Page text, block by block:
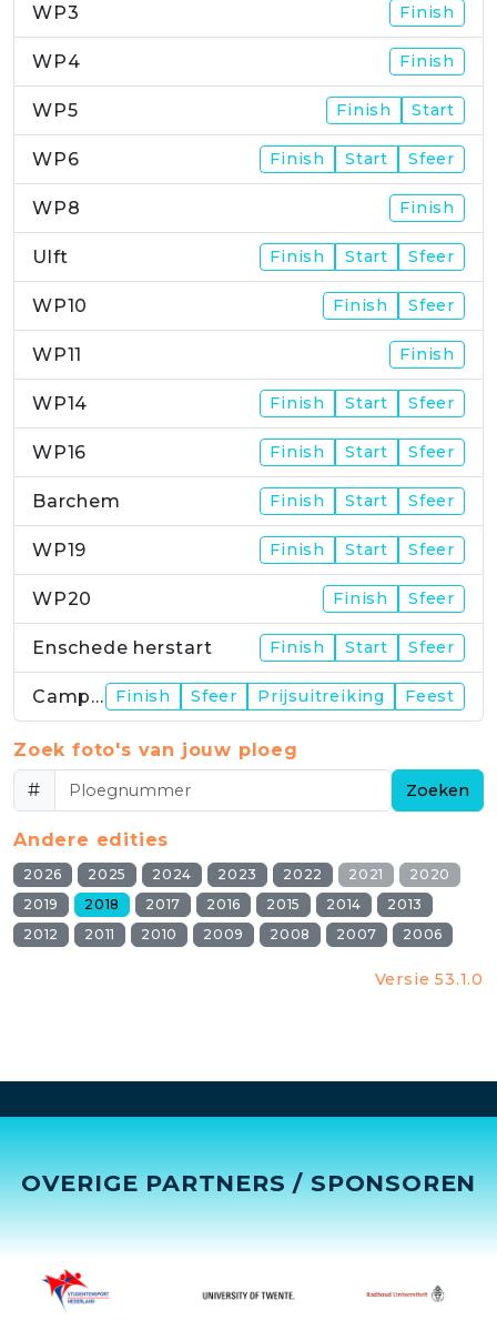
WP3 Finish
WP4 Finish
WP5 Finish Start
WP6 Finish Start Sfeer
WP8 Finish
Ulft Finish Start Sfeer
WP10 Finish Sfeer
WP11 Finish
WP14 Finish Start Sfeer
WP16 Finish Start Sfeer
Barchem Finish Start Sfeer
WP19 Finish Start Sfeer
WP20 Finish Sfeer
Enschede herstart Finish Start Sfeer
Campus Finish Sfeer Prijsuitreiking Feest
Zoek foto's van jouw ploeg
#
Zoeken
Andere edities
2026 2025 2024 2023 2022 2021
2020
2019
2018 2017 2016 2015 2014
2013
2012
2011 2010 2009 2008 2007 2006
Versie 53.1.0
OVERIGE PARTNERS / SPONSOREN